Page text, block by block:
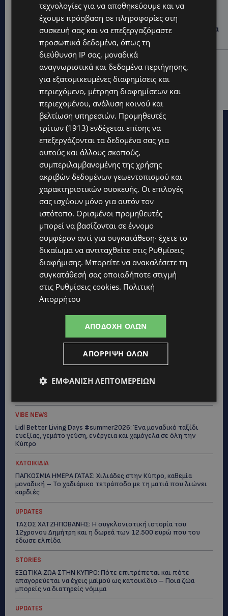
VIBE NEWS
Lidl Better Living Days #summer2026: Ένα μοναδικό
ταξίδι ευεξίας, γεμάτο γεύση, ενέργεια και χαμόγελα
σε όλη την Κύπρο
ΚΑΤΟΙΚΙΔΙΑ
ΠΑΓΚΟΣΜΙΑ ΗΜΕΡΑ ΓΑΤΑΣ: Χιλιάδες στην Κύπρο,
καθεμία μοναδική – Το χαδιάρικο τετράποδο με τη
ματιά που λιώνει καρδιές
Topics
UPDATES
ΛΕΩΦΟΡΟΣ ΤΣΕΡΙΟΥ: Άνοιξε ο δρόμος, αλλά άρχισαν τα
παράπονα των πολιτών – «Έγινε σωστά ο σχεδιασμός;»
Νέος Γενικός Διευθυντής του Hilton Nicosia ο Ilio Rodoni
Η Peugeot είναι ο επίσημος συνεργάτης του Φεστιβάλ
VIBE NEWS
Lidl Better Living Days #summer2026: Ένα μοναδικό ταξίδι
ευεξίας, γεμάτο γεύση, ενέργεια και χαμόγελα σε όλη την
Κύπρο
ΚΑΤΟΙΚΙΔΙΑ
ΠΑΓΚΟΣΜΙΑ ΗΜΕΡΑ ΓΑΤΑΣ: Χιλιάδες στην Κύπρο, καθεμία
μοναδική – Το χαδιάρικο τετράποδο με τη ματιά που λιώνει
καρδιές
UPDATES
ΤΑΣΟΣ ΧΑΤΖΗΓΙΟΒΑΝΗΣ: Η συγκλονιστική ιστορία του
12χρονου Δημήτρη και η δωρεά των 12.500 ευρώ που του
έδωσε ελπίδα
STORIES
ΕΞΩΤΙΚΑ ΖΩΑ ΣΤΗΝ ΚΥΠΡΟ: Πότε επιτρέπεται και πότε
απαγορεύεται να έχεις μαϊμού ως κατοικίδιο – Ποια ζώα
μπορείς να διατηρείς νόμιμα
UPDATES
τεχνολογίες για να αποθηκεύουμε και να
έχουμε πρόσβαση σε πληροφορίες στη
συσκευή σας και να επεξεργαζόμαστε
προσωπικά δεδομένα, όπως τη
διεύθυνση IP σας, μοναδικά
αναγνωριστικά και δεδομένα περιήγησης,
για εξατομικευμένες διαφημίσεις και
περιεχόμενο, μέτρηση διαφημίσεων και
περιεχομένου, ανάλυση κοινού και
βελτίωση υπηρεσιών. Προμηθευτές
τρίτων (1913) ενδέχεται επίσης να
επεξεργάζονται τα δεδομένα σας για
αυτούς και άλλους σκοπούς,
συμπεριλαμβανομένης της χρήσης
ακριβών δεδομένων γεωεντοπισμού και
χαρακτηριστικών συσκευής. Οι επιλογές
σας ισχύουν μόνο για αυτόν τον
ιστότοπο. Ορισμένοι προμηθευτές
μπορεί να βασίζονται σε έννομο
συμφέρον αντί για συγκατάθεση· έχετε το
δικαίωμα να αντιταχθείτε στις Ρυθμίσεις
διαφήμισης. Μπορείτε να ανακαλέσετε τη
συγκατάθεσή σας οποιαδήποτε στιγμή
στις Ρυθμίσεις cookies. Πολιτική
Απορρήτου
ΑΠΟΔΟΧΉ ΌΛΩΝ
ΑΠΌΡΡΙΨΗ ΌΛΩΝ
ΕΜΦΆΝΙΣΗ ΛΕΠΤΟΜΕΡΕΙΏΝ